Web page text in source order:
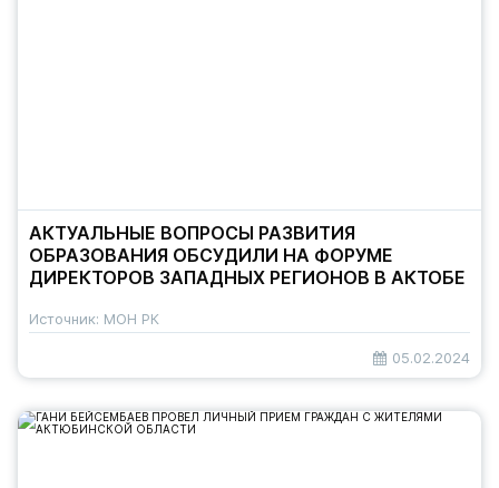
АКТУАЛЬНЫЕ ВОПРОСЫ РАЗВИТИЯ
ОБРАЗОВАНИЯ ОБСУДИЛИ НА ФОРУМЕ
ДИРЕКТОРОВ ЗАПАДНЫХ РЕГИОНОВ В АКТОБЕ
Источник: МОН РК
05.02.2024